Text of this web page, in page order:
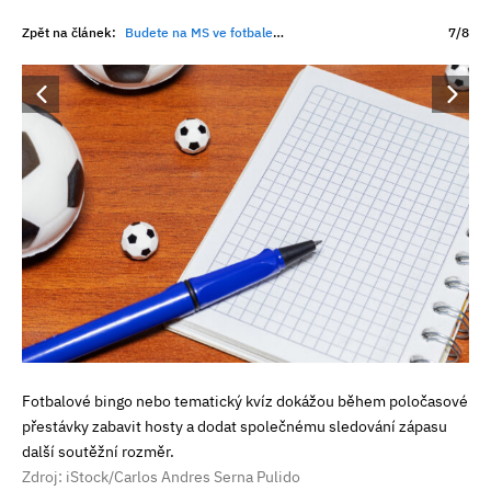
Zpět na článek: Budete na MS ve fotbale fandit Česku? Vytvořte si doma dokonalou fanouškovskou zónu 7/8
Fotbalové bingo nebo tematický kvíz dokážou během poločasové
přestávky zabavit hosty a dodat společnému sledování zápasu
další soutěžní rozměr.
Zdroj: iStock/Carlos Andres Serna Pulido